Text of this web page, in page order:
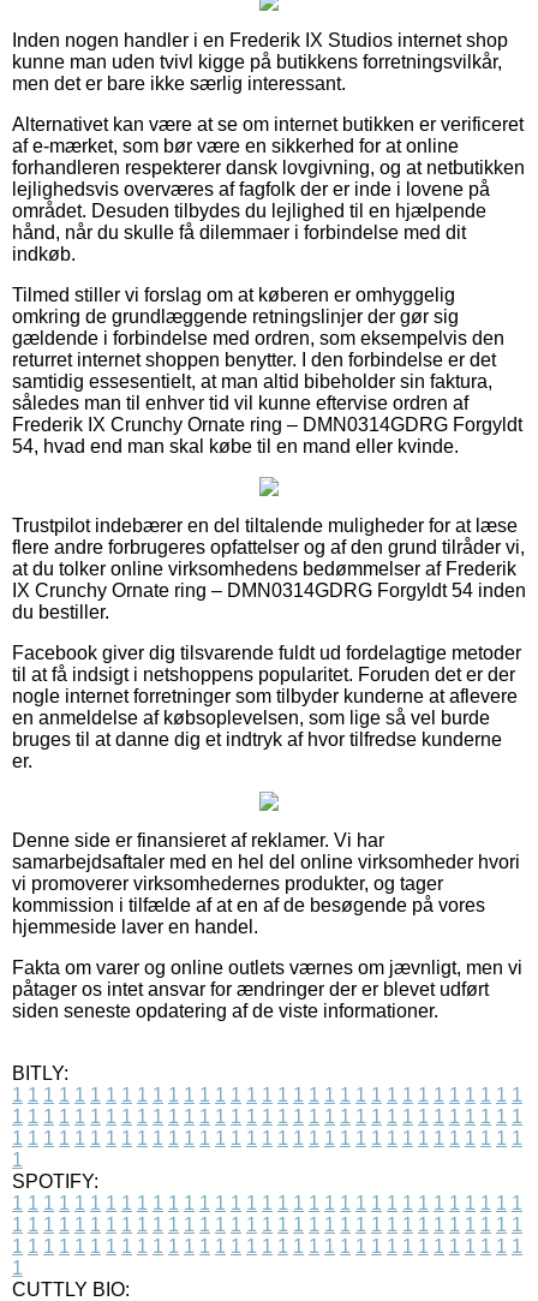
Inden nogen handler i en Frederik IX Studios internet shop
kunne man uden tvivl kigge på butikkens forretningsvilkår,
men det er bare ikke særlig interessant.
Alternativet kan være at se om internet butikken er verificeret
af e-mærket, som bør være en sikkerhed for at online
forhandleren respekterer dansk lovgivning, og at netbutikken
lejlighedsvis overværes af fagfolk der er inde i lovene på
området. Desuden tilbydes du lejlighed til en hjælpende
hånd, når du skulle få dilemmaer i forbindelse med dit
indkøb.
Tilmed stiller vi forslag om at køberen er omhyggelig
omkring de grundlæggende retningslinjer der gør sig
gældende i forbindelse med ordren, som eksempelvis den
returret internet shoppen benytter. I den forbindelse er det
samtidig essesentielt, at man altid bibeholder sin faktura,
således man til enhver tid vil kunne eftervise ordren af
Frederik IX Crunchy Ornate ring – DMN0314GDRG Forgyldt
54, hvad end man skal købe til en mand eller kvinde.
Trustpilot indebærer en del tiltalende muligheder for at læse
flere andre forbrugeres opfattelser og af den grund tilråder vi,
at du tolker online virksomhedens bedømmelser af Frederik
IX Crunchy Ornate ring – DMN0314GDRG Forgyldt 54 inden
du bestiller.
Facebook giver dig tilsvarende fuldt ud fordelagtige metoder
til at få indsigt i netshoppens popularitet. Foruden det er der
nogle internet forretninger som tilbyder kunderne at aflevere
en anmeldelse af købsoplevelsen, som lige så vel burde
bruges til at danne dig et indtryk af hvor tilfredse kunderne
er.
Denne side er finansieret af reklamer. Vi har
samarbejdsaftaler med en hel del online virksomheder hvori
vi promoverer virksomhedernes produkter, og tager
kommission i tilfælde af at en af de besøgende på vores
hjemmeside laver en handel.
Fakta om varer og online outlets værnes om jævnligt, men vi
påtager os intet ansvar for ændringer der er blevet udført
siden seneste opdatering af de viste informationer.
BITLY:
1 1 1 1 1 1 1 1 1 1 1 1 1 1 1 1 1 1 1 1 1 1 1 1 1 1 1 1 1 1 1 1 1
1 1 1 1 1 1 1 1 1 1 1 1 1 1 1 1 1 1 1 1 1 1 1 1 1 1 1 1 1 1 1 1 1
1 1 1 1 1 1 1 1 1 1 1 1 1 1 1 1 1 1 1 1 1 1 1 1 1 1 1 1 1 1 1 1 1
1
SPOTIFY:
1 1 1 1 1 1 1 1 1 1 1 1 1 1 1 1 1 1 1 1 1 1 1 1 1 1 1 1 1 1 1 1 1
1 1 1 1 1 1 1 1 1 1 1 1 1 1 1 1 1 1 1 1 1 1 1 1 1 1 1 1 1 1 1 1 1
1 1 1 1 1 1 1 1 1 1 1 1 1 1 1 1 1 1 1 1 1 1 1 1 1 1 1 1 1 1 1 1 1
1
CUTTLY BIO: